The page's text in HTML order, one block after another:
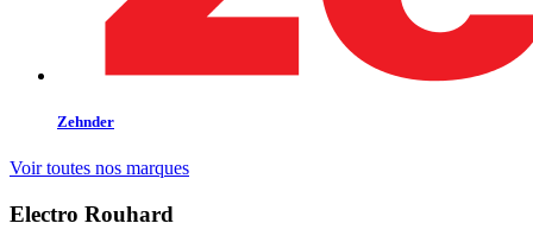
Zehnder
Voir toutes nos marques
Electro Rouhard